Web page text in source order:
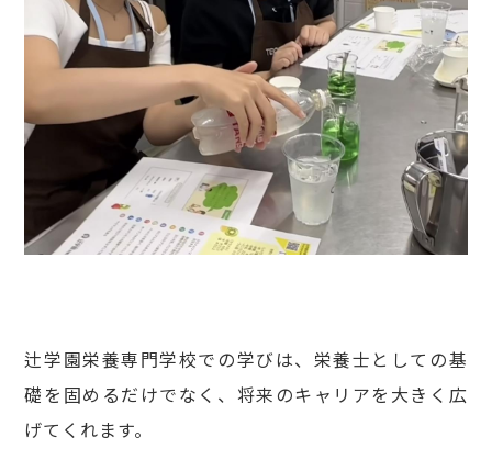
辻学園栄養専門学校での学びは、栄養士としての基
礎を固めるだけでなく、将来のキャリアを大きく広
げてくれます。